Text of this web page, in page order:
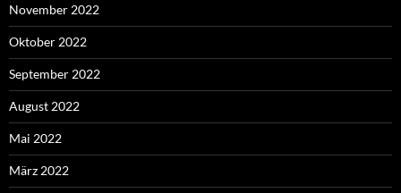
November 2022
Oktober 2022
September 2022
August 2022
Mai 2022
März 2022